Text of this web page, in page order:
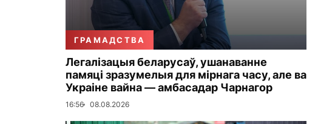
ГРАМАДСТВА
Легалізацыя беларусаў, ушанаванне
памяці зразумелыя для мірнага часу, але ва
Украіне вайна — амбасадар Чарнагор
16:56 08.08.2026